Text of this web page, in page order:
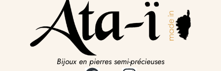
Bijoux en pierres semi-précieuses